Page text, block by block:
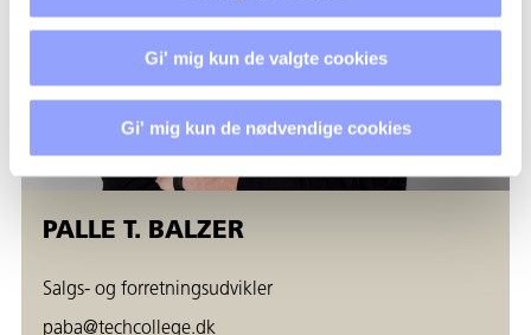
Gi' mig kun de valgte cookies
Gi' mig kun de nødvendige cookies
PALLE T. BALZER
Salgs- og forretningsudvikler
paba@techcollege.dk